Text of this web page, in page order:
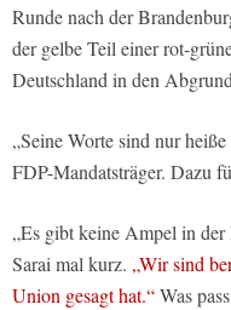
Runde nach der
der gelbe Teil einer rot-
Deutschland in den
„Seine Worte sind nur
FDP-Mandatsträger. Dazu
„Es gibt keine Ampel in
Sarai mal kurz. „Wir sind
Union gesagt hat.“Was